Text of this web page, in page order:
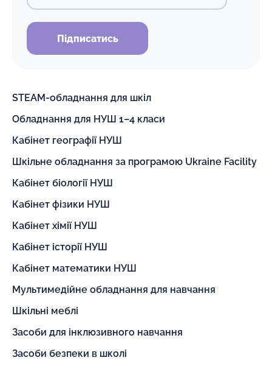
Підписатись
STEAM-обладнання для шкіл
Обладнання для НУШ 1–4 класи
Кабінет географії НУШ
Шкільне обладнання за програмою Ukraine Facility
Кабінет біології НУШ
Кабінет фізики НУШ
Кабінет хімії НУШ
Кабінет історії НУШ
Кабінет математики НУШ
Мультимедійне обладнання для навчання
Шкільні меблі
Засоби для інклюзивного навчання
Засоби безпеки в школі